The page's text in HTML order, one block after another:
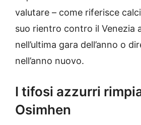
valutare – come riferisce
suo rientro contro il Venezia
nell’ultima gara dell’anno o
nell’anno nuovo.
I tifosi azzurri
Osimhen